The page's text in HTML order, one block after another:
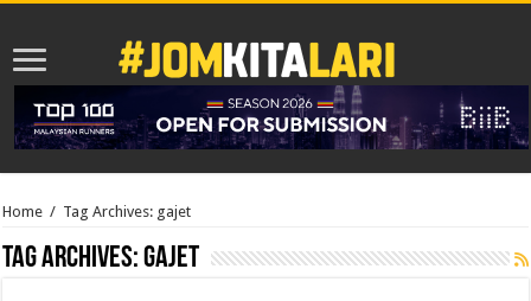
Home / Tag Archives: gajet
Tag Archives:gajet